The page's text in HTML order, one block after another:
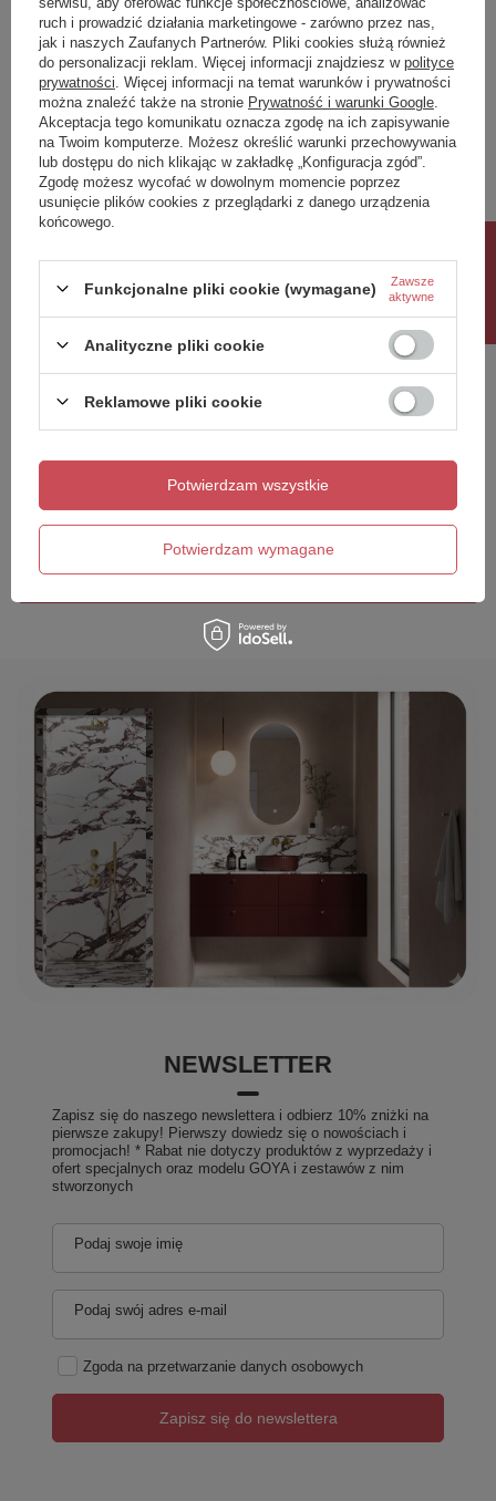
Napisz swoją opinię
Twoja ocena:
5/5
Treść twojej opinii
Dodaj własne zdjęcie produktu:
Wyślij opinię
NEWSLETTER
Zapisz się do naszego newslettera i odbierz 10% zniżki na
pierwsze zakupy! Pierwszy dowiedz się o nowościach i
promocjach! * Rabat nie dotyczy produktów z wyprzedaży i
ofert specjalnych oraz modelu GOYA i zestawów z nim
stworzonych
Podaj swoje imię
Podaj swój adres e-mail
Zgoda na przetwarzanie danych osobowych
Zapisz się do newslettera
ruch i prowadzić działania marketingowe - zarówno przez nas,
jak i naszych Zaufanych Partnerów. Pliki cookies służą również
do personalizacji reklam. Więcej informacji znajdziesz w polityce
prywatności . Więcej informacji na temat warunków i prywatności
można znaleźć także na stronie Prywatność i warunki Google
Akceptacja tego komunikatu oznacza zgodę na ich zapisywanie
na Twoim komputerze. Możesz określić warunki przechowywania
lub dostępu do nich klikając w zakładkę „Konfiguracja zgód”.
Zgodę możesz wycofać w dowolnym momencie poprzez
usunięcie plików cookies z przeglądarki z danego urządzenia
końcowego.
Funkcjonalne pliki cookie (wymagane) Zawsze
aktywne
Analityczne pliki cookie
Reklamowe pliki cookie
Potwierdzam wymagane
Potwierdzam wszystkie